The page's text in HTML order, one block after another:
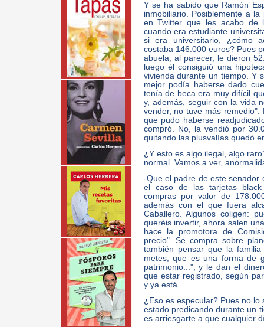
Y se ha sabido que Ramón
inmobiliario. Posiblemente a
en Twitter que les acabo de
cuando era estudiante
si era universitario, ¿cómo
costaba 146.000 euros? Pues
abuela, al parecer, le dieron
luego él consiguió una
vivienda durante un tiempo. Y
mejor podía haberse dado
tenía de beca era muy difícil
y, además, seguir con la vida
vender, no tuve más
que pudo haberse
compró. No, la vendió por
quitando las plusvalías quedó
¿Y esto es algo ilegal, algo
normal. Vamos a ver,
-Que el padre de este senador
el caso de las tarjetas
compras por valor de
además con el que fuera
Caballero. Algunos coligen:
queréis invertir, ahora salen
hace la promotora de
precio". Se compra sobre
también pensar que la
metes, que es una forma de
patrimonio...", y le dan el
que estar registrado, según
y ya está.
¿Eso es especular? Pues no
estado predicando durante un
es arriesgarte a que cualquier